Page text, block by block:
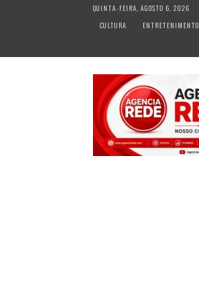
QUINTA-FEIRA, AGOSTO 6, 2026
CULTURA
ENTRETENIMENTO